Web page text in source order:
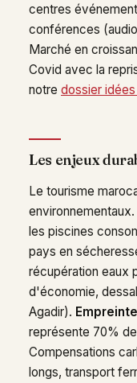
centres
conférences
Marché en
Covid avec la
notre dossier
Les enjeux
Le tourisme
environnementaux.
les piscines
pays en
récupération eaux
d'économie,
Agadir).
représente 70%
Compensations
longs, transport